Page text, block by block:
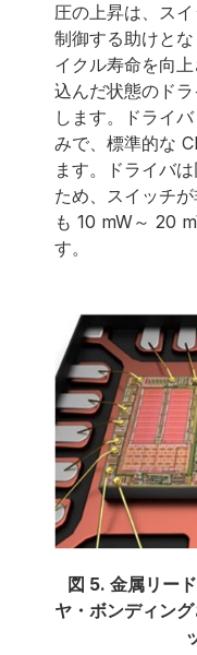
圧の上昇は、ス
制御する助けと
イクル寿命を向
込んだ状態のド
します。ドライ
みで、標準的な
ます。ドライバ
ため、スイッチ
も 10 mW～ 20
す。
図 5. 金属リー
ヤ・ボンディン